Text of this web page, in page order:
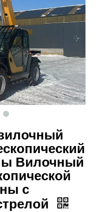
Вилочный
с